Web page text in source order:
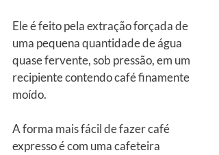
Ele é feito pela extração forçada de
uma pequena quantidade de água
quase fervente, sob pressão, em um
recipiente contendo café finamente
moído.
A forma mais fácil de fazer café
expresso é com uma cafeteira